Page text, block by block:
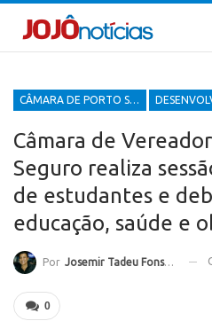
CÂMARA DE PORTO SEGURO
Câmara de
Seguro realiza
de estudantes e
educação, saúde e
Por Josemir Tadeu Fonseca
0